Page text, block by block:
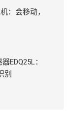
：会移动，
EDQ25L：
别